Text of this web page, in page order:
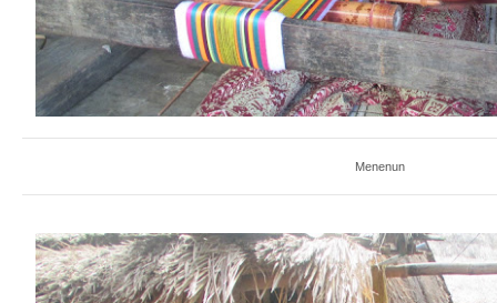
Menenun